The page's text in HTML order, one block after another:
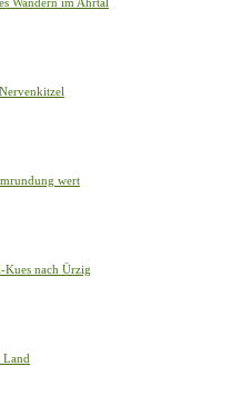
wert
Kues nach Ürzig
Land